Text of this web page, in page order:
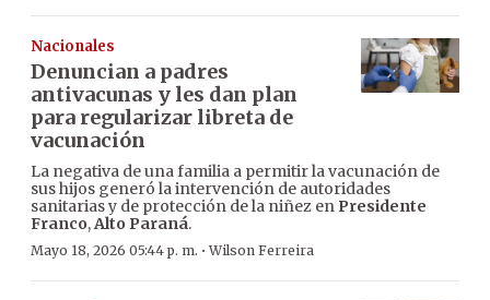
Nacionales
Denuncian a padres
antivacunas y les dan plan
para regularizar libreta de
vacunación
La negativa de una familia a permitir la vacunación de
sus hijos generó la intervención de autoridades
sanitarias y de protección de la niñez en Presidente
Franco,Alto Paraná.
Mayo 18, 2026 05:44 p. m. ·Wilson Ferreira